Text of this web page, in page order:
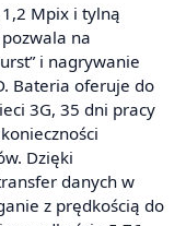
Mpix i tylną
na
i nagrywanie
Bateria oferuje do
3G, 35 dni pracy
Dzięki
danych w
z prędkością do